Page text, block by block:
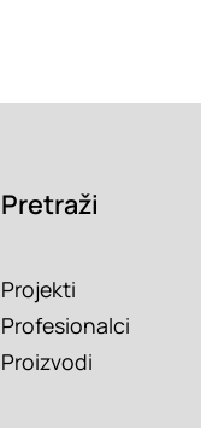
Pretraži
Projekti
Profesionalci
Proizvodi